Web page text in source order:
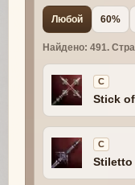
Любой 60%
Найдено: 491.
C
Stick
C
Stiletto